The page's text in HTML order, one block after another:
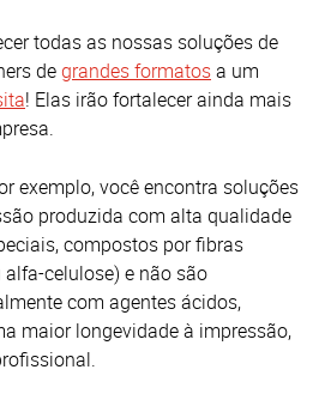
todas as nossas soluções de
degrandes formatosa um
! Elas irão fortalecer ainda mais
exemplo, você encontra soluções
produzida com alta qualidade
compostos por fibras
celulose) e não são
com agentes ácidos,
maior longevidade à impressão,